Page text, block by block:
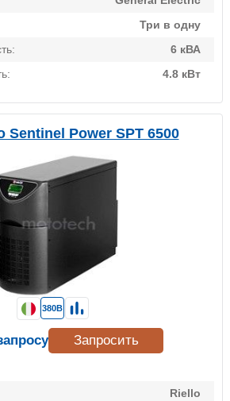
Три в одну
6 кВА
4.8 кВт
Sentinel Power SPT 6500
Riello
380В
Запросить